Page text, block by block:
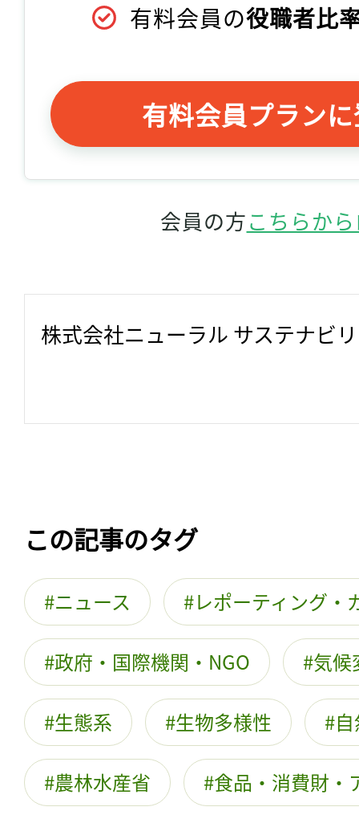
有料会員の役職者比
有料会員プラン
会員の方こちらか
株式会社ニューラル サステナビ
この記事のタグ
ニュース レポーティング・
政府・国際機関・NGO 気候
生態系 生物多様性
農林水産省 食品・消費財・